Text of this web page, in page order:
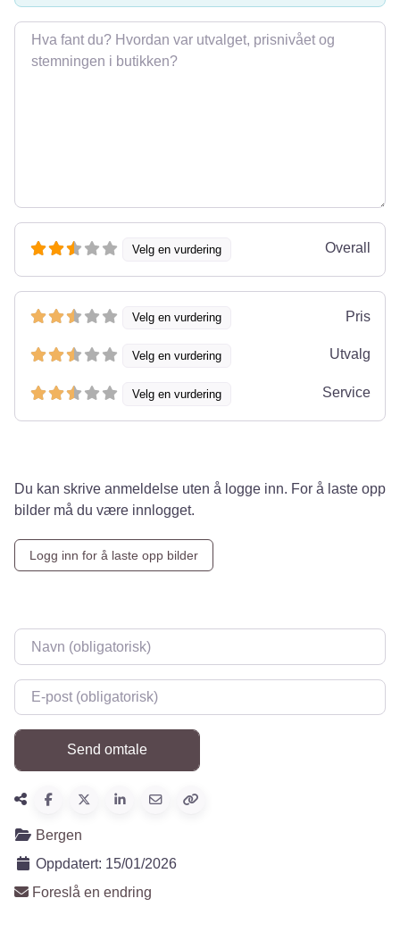
Omtale
Velg en vurdering Overall
Velg en vurdering Pris
Velg en vurdering Utvalg
Velg en vurdering Service
Du kan skrive anmeldelse uten å logge inn. For å laste opp
bilder må du være innlogget.
Logg inn for å laste opp bilder
Navn
E-post
Bergen
Oppdatert: 15/01/2026
Foreslå en endring